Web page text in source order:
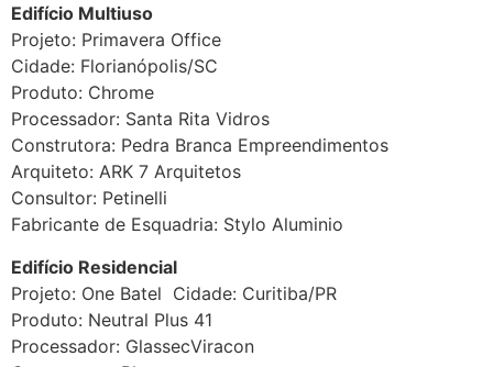
Edifício Multiuso
Projeto: Primavera Office
Cidade: Florianópolis/SC
Produto: Chrome
Processador: Santa Rita Vidros
Construtora: Pedra Branca Empreendimentos
Arquiteto: ARK 7 Arquitetos
Consultor: Petinelli
Fabricante de Esquadria: Stylo Aluminio
Edifício Residencial
Projeto: One Batel Cidade: Curitiba/PR
Produto: Neutral Plus 41
Processador: GlassecViracon